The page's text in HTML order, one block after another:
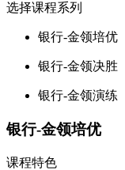
选择课程系列
银行-金领培优
银行-金领决胜
银行-金领演练
银行-金领培优
课程特色